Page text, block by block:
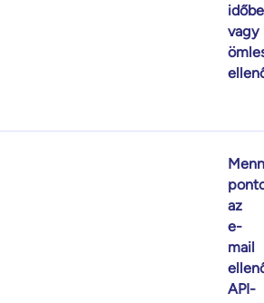
vagy
az
e-
mail
API-